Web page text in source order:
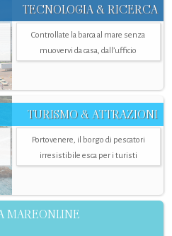
TECNOLOGIA & RICERCA
Controllate la barca al mare senza
muovervi da casa, dall’ufficio
TURISMO & ATTRAZIONI
Portovenere, il borgo di pescatori
irresistibile esca per i turisti
MAREONLINE